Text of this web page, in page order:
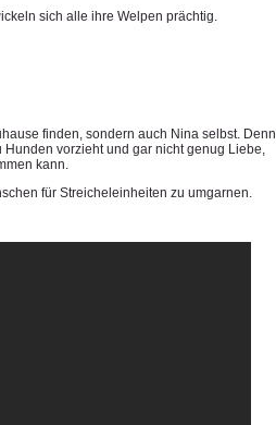
sich alle ihre Welpen prächtig.
finden, sondern auch Nina selbst. Denn
vorzieht und gar nicht genug Liebe,
kann.
für Streicheleinheiten zu umgarnen.